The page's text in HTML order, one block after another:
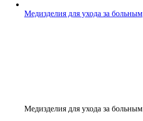
Медизделия для ухода за больным
Медизделия для ухода за больным